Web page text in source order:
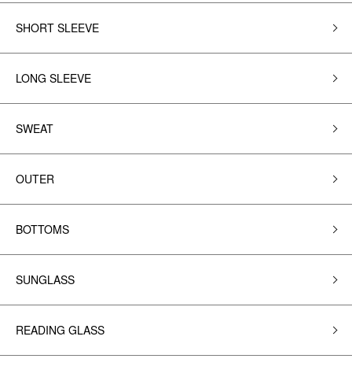
SHORT SLEEVE
LONG SLEEVE
SWEAT
OUTER
BOTTOMS
SUNGLASS
READING GLASS